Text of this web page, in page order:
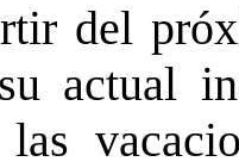
del
actual